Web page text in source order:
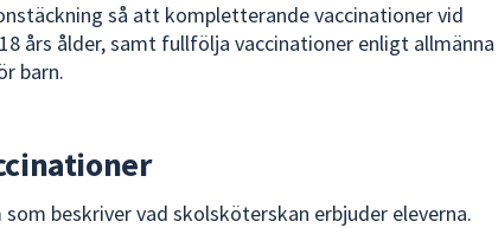
så att kompletterande vaccinationer vid
års ålder, samt fullfölja vaccinationer enligt allmänna
barn.
beskriver vad skolsköterskan erbjuder eleverna.